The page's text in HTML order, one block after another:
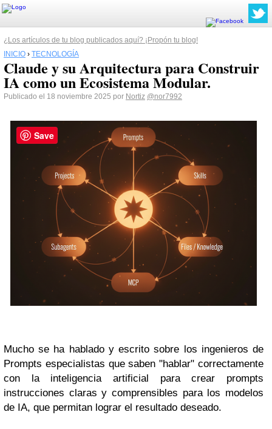
¿Los artículos de tu blog publicados aquí? ¡Propón tu blog!
INICIO › TECNOLOGÍA
Claude y su Arquitectura para Construir
IA como un Ecosistema Modular.
Publicado el 18 noviembre 2025 por Nortiz @nor7992
Mucho se ha hablado y escrito sobre los ingenieros de
Prompts especialistas que saben "hablar" correctamente
con la inteligencia artificial para crear prompts
instrucciones claras y comprensibles para los modelos
de IA, que permitan lograr el resultado deseado.
Save